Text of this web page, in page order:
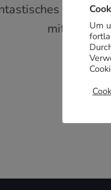
Tool für
mit
Um